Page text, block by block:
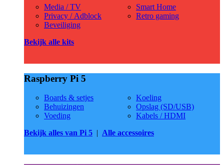
Media / TV
Privacy / Adblock
Beveiliging
Smart Home
Retro gaming
Bekijk alle kits
Raspberry Pi 5
Boards & setjes
Behuizingen
Voeding
Koeling
Opslag (SD/USB)
Kabels / HDMI
Bekijk alles van Pi 5 | Alle accessoires